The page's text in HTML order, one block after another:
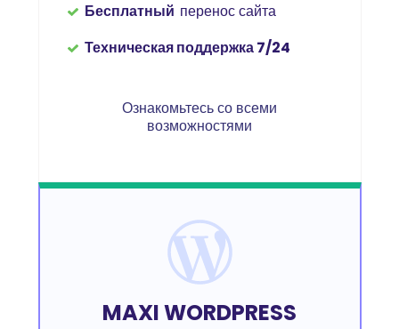
Бесплатный перенос сайта
Техническая поддержка 7/24
Ознакомьтесь со всеми
возможностями
MAXI WORDPRESS